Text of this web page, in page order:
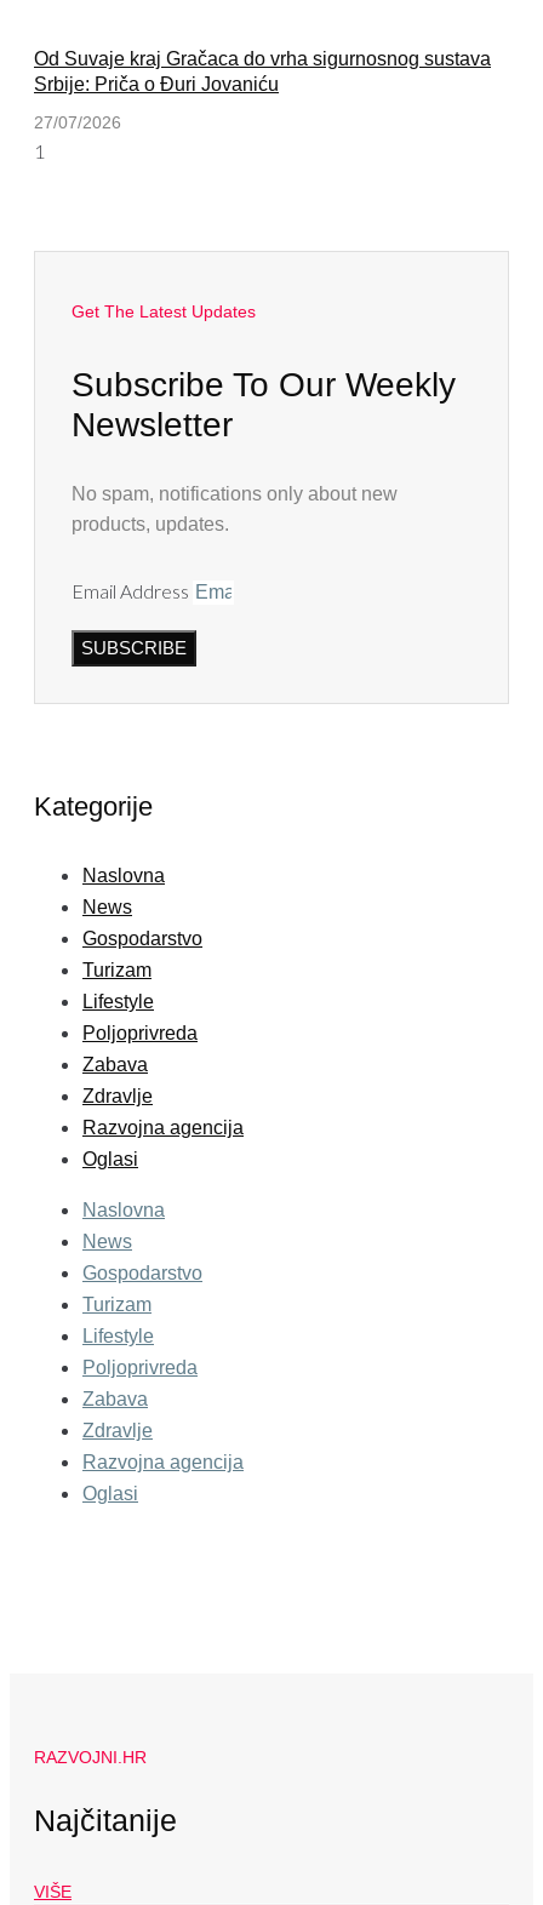
Od Suvaje kraj Gračaca do vrha sigurnosnog sustava
Srbije: Priča o Đuri Jovaniću
27/07/2026
Get The Latest Updates
Subscribe To Our Weekly
Newsletter
No spam, notifications only about new
products, updates.
Email Address
SUBSCRIBE
Kategorije
Naslovna
News
Gospodarstvo
Turizam
Lifestyle
Poljoprivreda
Zabava
Zdravlje
Razvojna agencija
Oglasi
Naslovna
News
Gospodarstvo
Turizam
Lifestyle
Poljoprivreda
Zabava
Zdravlje
Razvojna agencija
Oglasi
RAZVOJNI.HR
Najčitanije
VIŠE